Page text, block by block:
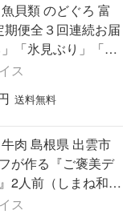
貝類 のどぐろ 富
「氷見ぶり」「ほ
見産一夜干し」な
んが９種 …
ス
送料無料
肉 島根県 出雲市
が作る『ご褒美デ
2人前（しまね和
銀山どり）
ス